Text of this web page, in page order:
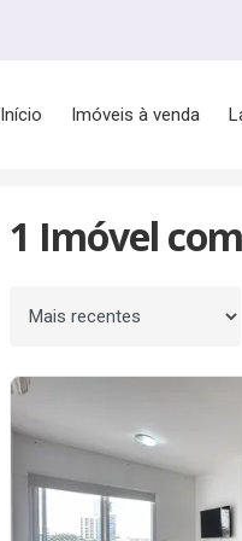
Início Imóveis à venda
1 Imóvel
Ordenar por